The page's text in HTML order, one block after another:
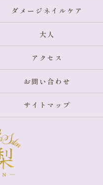
ダメージネイルケア
大人
アクセス
お問い合わせ
サイトマップ